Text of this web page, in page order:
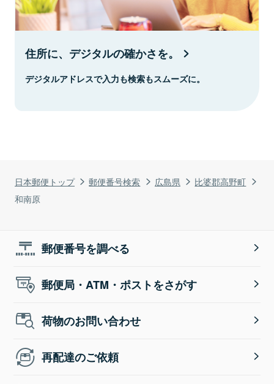
日本郵便トップ 郵便番号検索 広島県
比婆郡高野町
和南原
住所に、デジタルの確かさを。
デジタルアドレスで入力も検索もスムーズに。
郵便番号を調べる
郵便局・ATM・ポストをさがす
荷物のお問い合わせ
再配達のご依頼